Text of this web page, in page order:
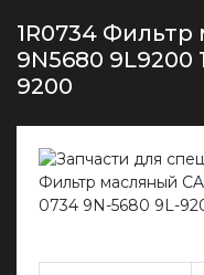
1R0734 Фильтр
9N5680 9L9200
9200